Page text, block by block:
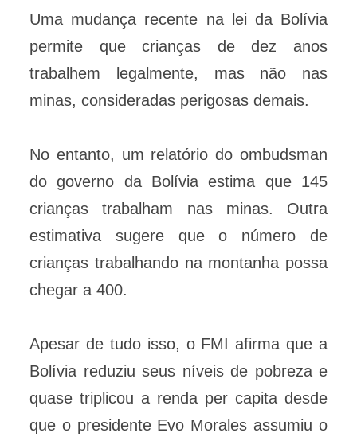
Uma mudança recente na lei da Bolívia
permite que crianças de dez anos
trabalhem legalmente, mas não nas
minas, consideradas perigosas demais.
No entanto, um relatório do ombudsman
do governo da Bolívia estima que 145
crianças trabalham nas minas. Outra
estimativa sugere que o número de
crianças trabalhando na montanha possa
chegar a 400.
Apesar de tudo isso, o FMI afirma que a
Bolívia reduziu seus níveis de pobreza e
quase triplicou a renda per capita desde
que o presidente Evo Morales assumiu o